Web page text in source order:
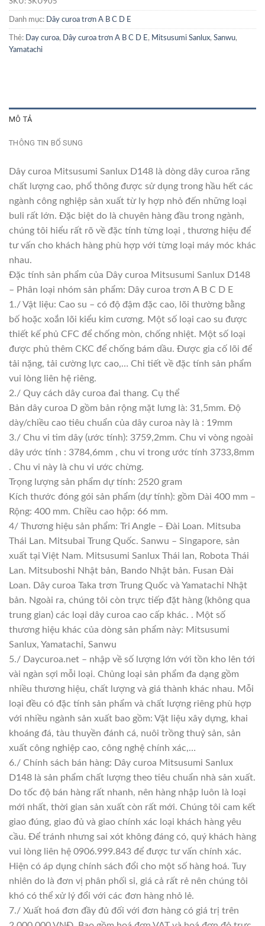
Danh mục: Dây curoa trơn A B C D E
Thẻ: Day curoa, Dây curoa trơn A B C D E , Mitsusumi Sanlux, Sanwu,
Yamatachi
MÔ TẢ
THÔNG TIN BỔ SUNG
Dây curoa Mitsusumi Sanlux D148 là dòng dây curoa răng
chất lượng cao, phổ thông được sử dụng trong hầu hết các
ngành công nghiệp sản xuất từ ly hợp nhỏ đến những loại
buli rất lớn. Đặc biệt do là chuyên hàng đầu trong ngành,
chúng tôi hiểu rất rõ về đặc tính từng loại , thương hiệu để
tư vấn cho khách hàng phù hợp với từng loại máy móc khác
nhau.
Đặc tính sản phẩm của Dây curoa Mitsusumi Sanlux D148
– Phân loại nhóm sản phẩm: Dây curoa trơn A B C D E
1./ Vật liệu: Cao su – có độ đậm đặc cao, lõi thường bằng
bố hoặc xoắn lõi kiểu kim cương. Một số loại cao su được
thiết kế phủ CFC để chống mòn, chống nhiệt. Một số loại
được phủ thêm CKC để chống bám dầu. Được gia cố lõi để
tải nặng, tải cường lực cao,… Chi tiết về đặc tính sản phẩm
vui lòng liên hệ riêng.
2./ Quy cách dây curoa đai thang. Cụ thể
Bản dây curoa D gồm bản rộng mặt lưng là: 31,5mm. Độ
dày/chiều cao tiêu chuẩn của dây curoa này là : 19mm
3./ Chu vi tim dây (ước tính): 3759,2mm. Chu vi vòng ngoài
dây ước tính : 3784,6mm , chu vi trong ước tính 3733,8mm
. Chu vi này là chu vi ước chừng.
Trọng lượng sản phẩm dự tính: 2520 gram
Kích thước đóng gói sản phẩm (dự tính): gồm Dài 400 mm –
Rộng: 400 mm. Chiều cao hộp: 66 mm.
4/ Thương hiệu sản phẩm: Tri Angle – Đài Loan. Mitsuba
Thái Lan. Mitsubai Trung Quốc. Sanwu – Singapore, sản
xuất tại Việt Nam. Mitsusumi Sanlux Thái lan, Robota Thái
Lan. Mitsuboshi Nhật bản, Bando Nhật bản. Fusan Đài
Loan. Dây curoa Taka trơn Trung Quốc và Yamatachi Nhật
bản. Ngoài ra, chúng tôi còn trực tiếp đặt hàng (không qua
trung gian) các loại dây curoa cao cấp khác. . Một số
thương hiệu khác của dòng sản phẩm này: Mitsusumi
Sanlux, Yamatachi, Sanwu
5./ Daycuroa.net – nhập về số lượng lớn với tồn kho lên tới
vài ngàn sợi mỗi loại. Chủng loại sản phẩm đa dạng gồm
nhiều thương hiệu, chất lượng và giá thành khác nhau. Mỗi
loại đều có đặc tính sản phẩm và chất lượng riêng phù hợp
với nhiều ngành sản xuất bao gồm: Vật liệu xây dựng, khai
khoáng đá, tàu thuyền đánh cá, nuôi trồng thuỷ sản, sản
xuất công nghiệp cao, công nghệ chính xác,…
6./ Chính sách bán hàng: Dây curoa Mitsusumi Sanlux
D148 là sản phẩm chất lượng theo tiêu chuẩn nhà sản xuất.
Do tốc độ bán hàng rất nhanh, nên hàng nhập luôn là loại
mới nhất, thời gian sản xuất còn rất mới. Chúng tôi cam kết
giao đúng, giao đủ và giao chính xác loại khách hàng yêu
cầu. Để tránh nhưng sai xót không đáng có, quý khách hàng
vui lòng liên hệ 0906.999.843 để được tư vấn chính xác.
Hiện có áp dụng chính sách đổi cho một số hàng hoá. Tuy
nhiên do là đơn vị phân phối sỉ, giá cả rất rẻ nên chúng tôi
khó có thể xử lý đổi với các đơn hàng nhỏ lẻ.
7./ Xuất hoá đơn đầy đủ đối với đơn hàng có giá trị trên